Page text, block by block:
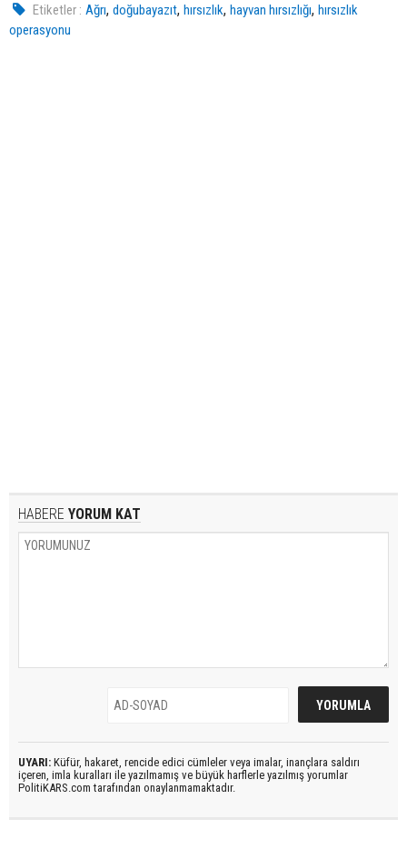
Etiketler : Ağrı,doğubayazıt,hırsızlık,hayvan hırsızlığı,hırsızlık
operasyonu
HABERE YORUM KAT
UYARI: Küfür, hakaret, rencide edici cümleler veya imalar, inançlara saldırı
içeren, imla kuralları ile yazılmamış ve büyük harflerle yazılmış yorumlar
PolitiKARS.com tarafından onaylanmamaktadır.